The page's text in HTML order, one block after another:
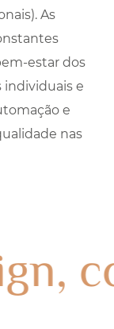
As
estar dos
e
e
nas